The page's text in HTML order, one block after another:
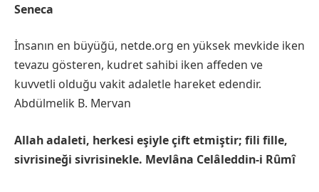
Seneca
İnsanın en büyüğü, netde.org en yüksek mevkide iken
tevazu gösteren, kudret sahibi iken affeden ve
kuvvetli olduğu vakit adaletle hareket edendir.
Abdülmelik B. Mervan
Allah adaleti, herkesi eşiyle çift etmiştir; fili fille,
sivrisineği sivrisinekle. Mevlâna Celâleddin-i Rûmî